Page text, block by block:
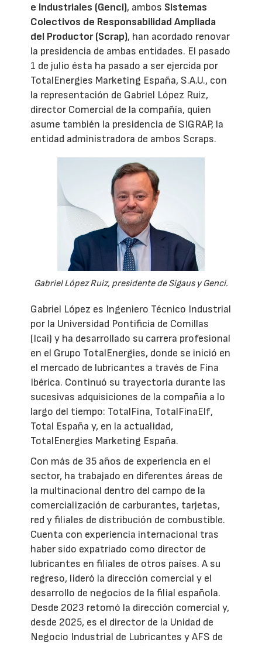
e Industriales (Genci), ambos Sistemas
Colectivos de Responsabilidad Ampliada
del Productor (Scrap), han acordado renovar
la presidencia de ambas entidades. El pasado
1 de julio ésta ha pasado a ser ejercida por
TotalEnergies Marketing España, S.A.U., con
la representación de Gabriel López Ruiz,
director Comercial de la compañía, quien
asume también la presidencia de SIGRAP, la
entidad administradora de ambos Scraps.
Gabriel López Ruiz, presidente de Sigaus y Genci.
Gabriel López es Ingeniero Técnico Industrial
por la Universidad Pontificia de Comillas
(Icai) y ha desarrollado su carrera profesional
en el Grupo TotalEnergies, donde se inició en
el mercado de lubricantes a través de Fina
Ibérica. Continuó su trayectoria durante las
sucesivas adquisiciones de la compañía a lo
largo del tiempo: TotalFina, TotalFinaElf,
Total España y, en la actualidad,
TotalEnergies Marketing España.
Con más de 35 años de experiencia en el
sector, ha trabajado en diferentes áreas de
la multinacional dentro del campo de la
comercialización de carburantes, tarjetas,
red y filiales de distribución de combustible.
Cuenta con experiencia internacional tras
haber sido expatriado como director de
lubricantes en filiales de otros países. A su
regreso, lideró la dirección comercial y el
desarrollo de negocios de la filial española.
Desde 2023 retomó la dirección comercial y,
desde 2025, es el director de la Unidad de
Negocio Industrial de Lubricantes y AFS de